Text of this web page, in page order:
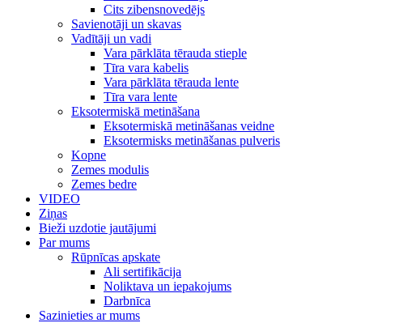
Cits zibensnovedējs
Savienotāji un skavas
Vadītāji un vadi
Vara pārklāta tērauda stieple
Tīra vara kabelis
Vara pārklāta tērauda lente
Tīra vara lente
Eksotermiskā metināšana
Eksotermiskā metināšanas veidne
Eksotermisks metināšanas pulveris
Kopne
Zemes modulis
Zemes bedre
VIDEO
Ziņas
Bieži uzdotie jautājumi
Par mums
Rūpnīcas apskate
Ali sertifikācija
Noliktava un iepakojums
Darbnīca
Sazinieties ar mums